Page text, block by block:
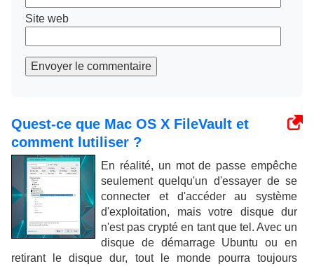
Site web
Envoyer le commentaire
Quest-ce que Mac OS X FileVault et
comment lutiliser ?
En réalité, un mot de passe empêche
seulement quelqu'un d'essayer de se
connecter et d'accéder au système
d'exploitation, mais votre disque dur
n'est pas crypté en tant que tel. Avec un
disque de démarrage Ubuntu ou en
retirant le disque dur, tout le monde pourra toujours